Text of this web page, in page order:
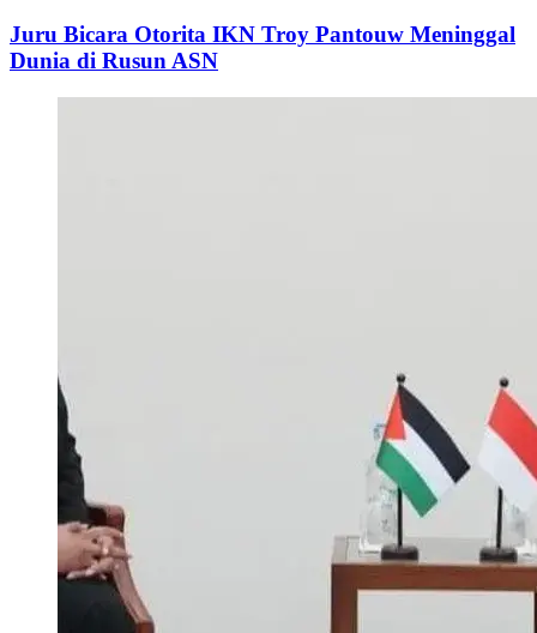
Juru Bicara Otorita IKN Troy Pantouw Meninggal
Dunia di Rusun ASN